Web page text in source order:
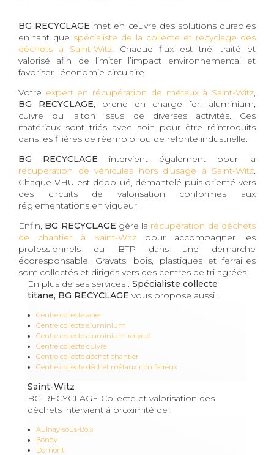
BG RECYCLAGE met en œuvre des solutions durables
en tant que spécialiste de la collecte et recyclage des
déchets à Saint-Witz. Chaque flux est trié, traité et
valorisé afin de limiter l’impact environnemental et
favoriser l’économie circulaire.
Votre expert en récupération de métaux à Saint-Witz,
BG RECYCLAGE, prend en charge fer, aluminium,
cuivre ou laiton issus de diverses activités. Ces
matériaux sont triés avec soin pour être réintroduits
dans les filières de réemploi ou de refonte industrielle.
BG RECYCLAGE intervient également pour la
récupération de véhicules hors d’usage à Saint-Witz.
Chaque VHU est dépollué, démantelé puis orienté vers
des circuits de valorisation conformes aux
réglementations en vigueur.
Enfin, BG RECYCLAGE gère la récupération de déchets
de chantier à Saint-Witz pour accompagner les
professionnels du BTP dans une démarche
écoresponsable. Gravats, bois, plastiques et ferrailles
sont collectés et dirigés vers des centres de tri agréés.
En plus de ses services : Spécialiste collecte
titane, BG RECYCLAGE vous propose aussi :
Centre collecte acier
Centre collecte aluminium
Centre collecte aluminium recyclé
Centre collecte cuivre
Centre collecte déchet chantier
Centre collecte déchet métaux non ferreux
Saint-Witz
BG RECYCLAGE Collecte et valorisation des
déchets intervient à proximité de :
Aulnay-sous-Bois
Bondy
Domont